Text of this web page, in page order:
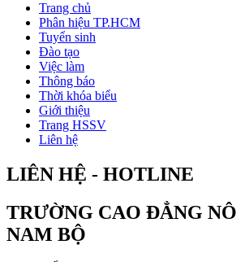
Trang chủ
Phân hiệu TP.HCM
Tuyển sinh
Đào tạo
Việc làm
Thông báo
Thời khóa biểu
Giới thiệu
Trang HSSV
Liên hệ
LIÊN HỆ - HOTLINE
TRƯỜNG CAO ĐẲNG
NAM BỘ